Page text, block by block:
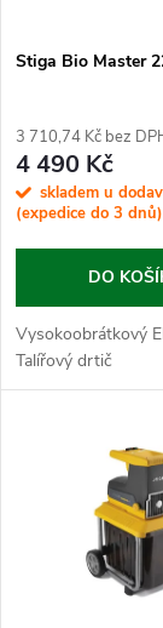
p
r
o
d
u
k
s
r
o
d
u
k
Stiga Bio Master
3 710,74 Kč bez
4 490 Kč
skladem u
(expedice do 3 dnů)
DO
Vysokoobrátkový
Talířový drtič